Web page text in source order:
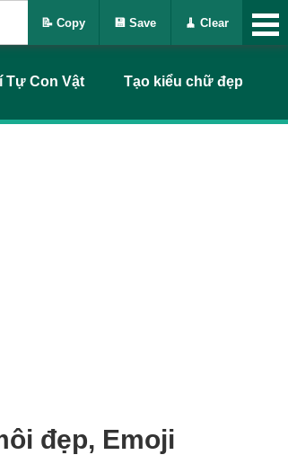
Tự Con Vật Tạo kiểu chữ đẹp
đẹp, Emoji
📝 Copy 💾 Save 🧹 Clear